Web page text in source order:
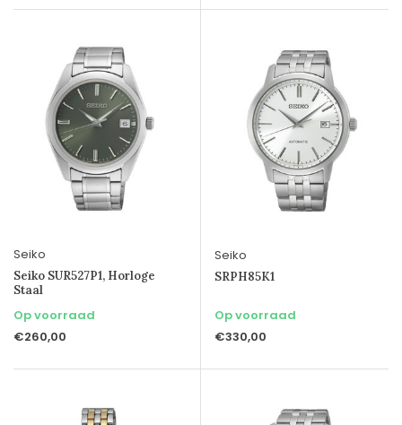
Seiko
Seiko SUR527P1, Horloge
Staal
Op voorraad
€260,00
Seiko
SRPH85K1
Op voorraad
€330,00